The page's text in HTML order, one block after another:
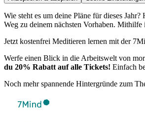
Wie steht es um deine Pläne für dieses
Weg zu deinem nächsten Vorhaben.
Jetzt kostenfrei Meditieren lernen mit der
Werfe einen Blick in die Arbeitswelt von
du 20% Rabatt auf alle Tickets! Einfach
Noch mehr spannende Hintergründe zum